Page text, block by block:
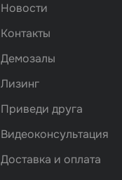
Новости
Контакты
Демозалы
Лизинг
Приведи друга
Видеоконсультация
Доставка и оплата